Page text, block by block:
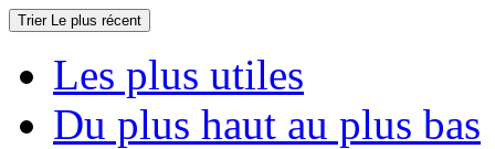
Trier Le plus récent
Les plus utiles
Du plus haut au plus bas